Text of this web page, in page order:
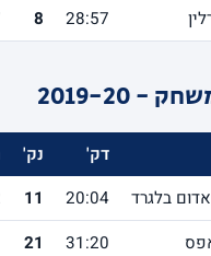
28:57
8
2019-20
דק' נק'
בלגרד 20:04
11
31:20
21